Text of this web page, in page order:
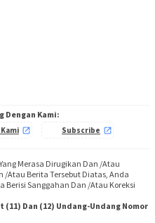
Dengan Kami:
Subscribe
Merasa Dirugikan Dan /Atau
/Atau Berita Tersebut Diatas, Anda
Sanggahan Dan /Atau Koreksi
(11) Dan (12) Undang-Undang Nomor